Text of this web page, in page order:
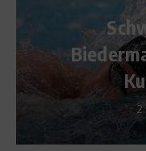
bei